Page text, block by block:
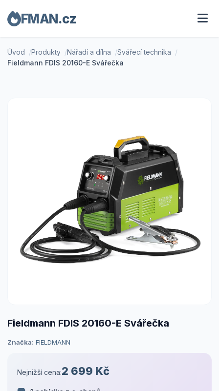
FMAN.cz
Úvod Produkty Nářadí a dílna
Svářecí technika
Fieldmann FDIS 20160-E Svářečka
Fieldmann FDIS 20160-E Svářečka
Značka: FIELDMANN
Nejnižší cena:2 699 Kč